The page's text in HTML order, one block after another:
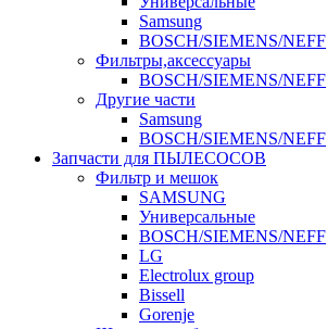
Samsung
BOSCH/SIEMENS/NEFF
Фильтры,аксессуары
BOSCH/SIEMENS/NEFF
Другие части
Samsung
BOSCH/SIEMENS/NEFF
Запчасти для ПЫЛЕСОСОВ
Фильтр и мешок
SAMSUNG
Универсальные
BOSCH/SIEMENS/NEFF
LG
Electrolux group
Bissell
Gorenje